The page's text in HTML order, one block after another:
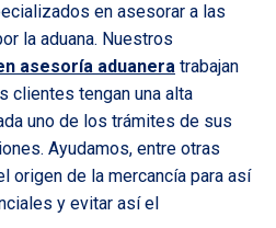
en asesorar a las
la aduana. Nuestros
asesoría aduanera trabajan
clientes tengan una alta
uno de los trámites de sus
Ayudamos, entre otras
origen de la mercancía para así
y evitar así el